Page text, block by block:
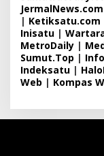
JermalNews.com
| Ketiksatu.com
Inisatu |
MetroDaily |
Sumut.Top |
Indeksatu |
Web | Kompas